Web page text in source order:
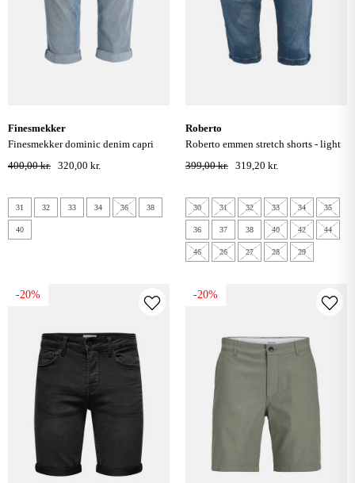
finesmekker
finesmekker dominic denim capri
shorts - super stonewash
400,00 kr. 320,00 kr.
31 32 33 34 36 38
40
roberto
roberto emmen stretch shorts - light
blue denim
399,00 kr. 319,20 kr.
30 31 32 33 34 35
36 37 38 40 42 44
46 26 27 28 29
-20% -20%